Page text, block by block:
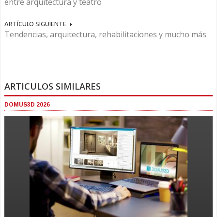
ARTÍCULO SIGUIENTE
Tendencias, arquitectura, rehabilitaciones y mucho más
ARTICULOS SIMILARES
DOMUS3D 2026